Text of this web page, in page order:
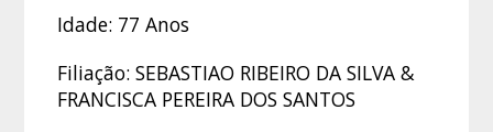
Idade: 77 Anos
Filiação: SEBASTIAO RIBEIRO DA SILVA &
FRANCISCA PEREIRA DOS SANTOS